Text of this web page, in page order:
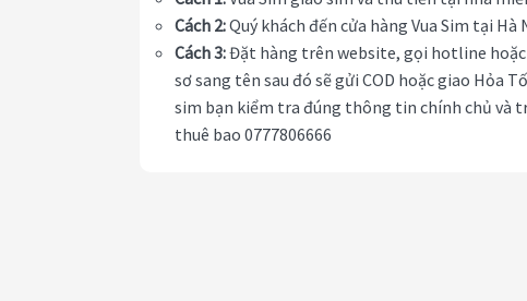
Cách 2:Quý khách đến cửa hàng Vua Sim tại
Cách 3:Đặt hàng trên website, gọi hotline hoặc
sơ sang tên sau đó sẽ gửi COD hoặc giao Hỏa
sim bạn kiểm tra đúng thông tin chính chủ và
thuê bao 0777806666